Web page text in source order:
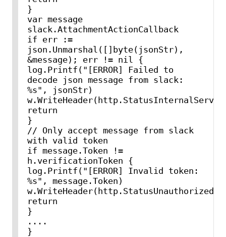
}
var message
slack.AttachmentActionCallback
if err :=
json.Unmarshal([]byte(jsonStr),
&message); err != nil {
log.Printf("[ERROR] Failed to
decode json message from slack:
%s", jsonStr)
return
}
// Only accept message from slack
with valid token
if message.Token !=
h.verificationToken {
log.Printf("[ERROR] Invalid token:
%s", message.Token)
w.WriteHeader(http.StatusUnauthorized)
return
}
....
}